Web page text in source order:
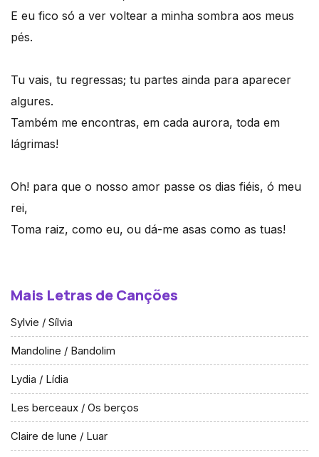
E eu fico só a ver voltear a minha sombra aos meus
pés.
Tu vais, tu regressas; tu partes ainda para aparecer
algures.
Também me encontras, em cada aurora, toda em
lágrimas!
Oh! para que o nosso amor passe os dias fiéis, ó meu
rei,
Toma raiz, como eu, ou dá-me asas como as tuas!
Mais Letras de Canções
Sylvie / Sílvia
Mandoline / Bandolim
Lydia / Lídia
Les berceaux / Os berços
Claire de lune / Luar